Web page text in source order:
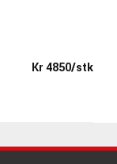
Kr 4850/stk